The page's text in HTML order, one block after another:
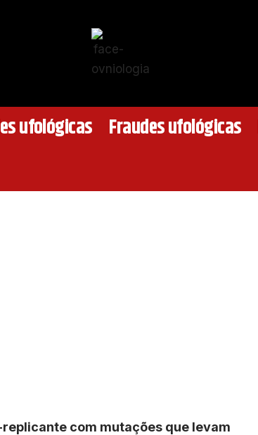
ufológicas Fraudes ufológicas
com mutações que levam